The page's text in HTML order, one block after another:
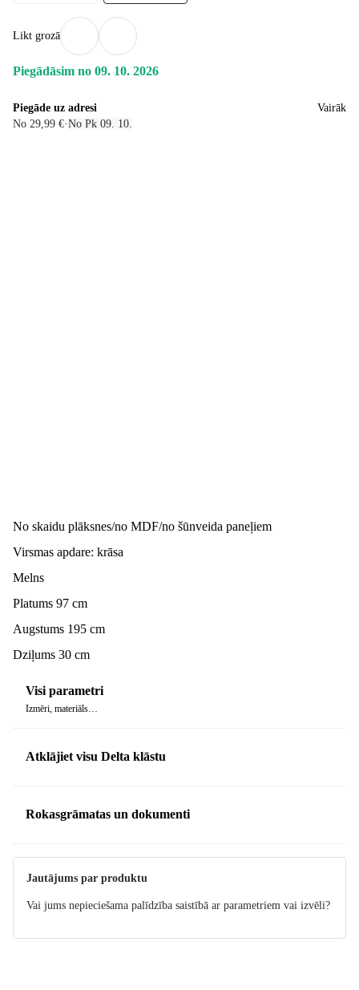
Likt grozā
Piegādāsim no 09. 10. 2026
Piegāde uz adresi
No 29,99 €·No Pk 09. 10.
Vairāk
No skaidu plāksnes/no MDF/no šūnveida paneļiem
Virsmas apdare: krāsa
Melns
Platums 97 cm
Augstums 195 cm
Dziļums 30 cm
Visi parametri
Izmēri, materiāls…
Atklājiet visu Delta klāstu
Rokasgrāmatas un dokumenti
Instrukcija
Jautājums par produktu
Vai jums nepieciešama palīdzība saistībā ar parametriem vai izvēli?